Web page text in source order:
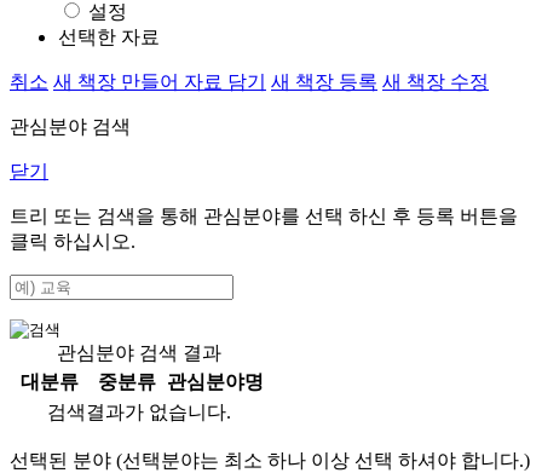
설정
선택한 자료
취소 새 책장 만들어 자료 담기 새 책장 등록 새 책장 수정
관심분야 검색
닫기
트리 또는 검색을 통해 관심분야를 선택 하신 후 등록 버튼을
클릭 하십시오.
관심분야 검색 결과
대분류
중분류
관심분야명
검색결과가 없습니다.
선택된 분야 (선택분야는 최소 하나 이상 선택 하셔야 합니다.)